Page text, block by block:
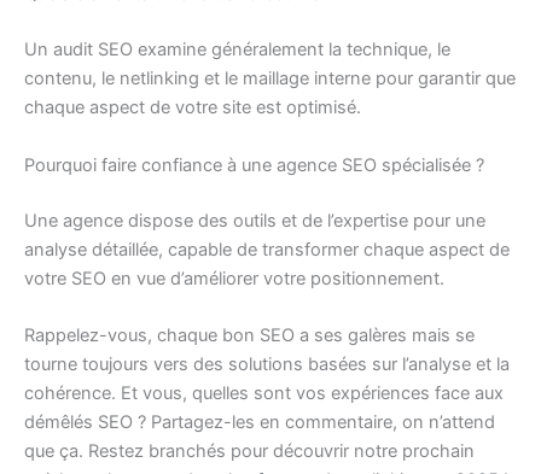
Un audit SEO examine généralement la technique, le
contenu, le netlinking et le maillage interne pour garantir que
chaque aspect de votre site est optimisé.
Pourquoi faire confiance à une agence SEO spécialisée ?
Une agence dispose des outils et de l’expertise pour une
analyse détaillée, capable de transformer chaque aspect de
votre SEO en vue d’améliorer votre positionnement.
Rappelez-vous, chaque bon SEO a ses galères mais se
tourne toujours vers des solutions basées sur l’analyse et la
cohérence. Et vous, quelles sont vos expériences face aux
démêlés SEO ? Partagez-les en commentaire, on n’attend
que ça. Restez branchés pour découvrir notre prochain